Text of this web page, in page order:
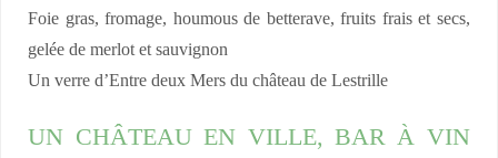
Foie gras, fromage, houmous de betterave, fruits frais et secs,
gelée de merlot et sauvignon
Un verre d’Entre deux Mers du château de Lestrille
UN CHÂTEAU EN VILLE, BAR À VIN